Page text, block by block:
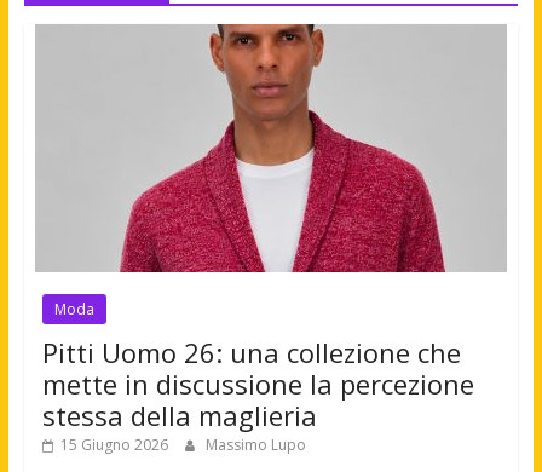
Moda
Pitti Uomo 26: una collezione che
mette in discussione la percezione
stessa della maglieria
15 Giugno 2026 Massimo Lupo